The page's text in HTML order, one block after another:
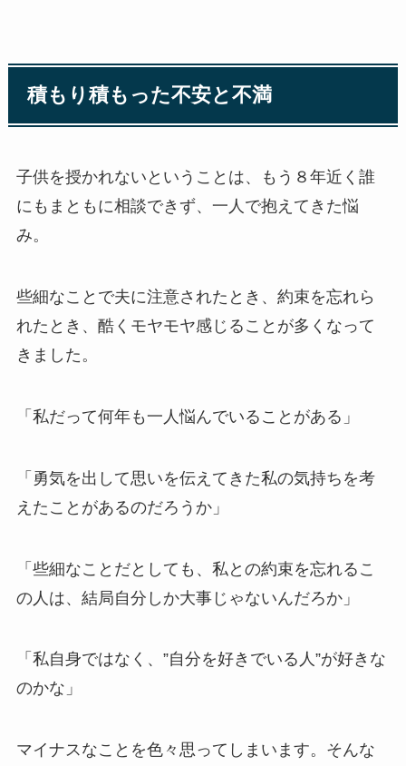
積もり積もった不安と不満
子供を授かれないということは、もう８年近く誰
にもまともに相談できず、一人で抱えてきた悩
み。
些細なことで夫に注意されたとき、約束を忘れら
れたとき、酷くモヤモヤ感じることが多くなって
きました。
「私だって何年も一人悩んでいることがある」
「勇気を出して思いを伝えてきた私の気持ちを考
えたことがあるのだろうか」
「些細なことだとしても、私との約束を忘れるこ
の人は、結局自分しか大事じゃないんだろか」
「私自身ではなく、”自分を好きでいる人”が好きな
のかな」
マイナスなことを色々思ってしまいます。そんな